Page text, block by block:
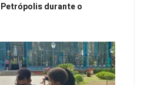
durante o